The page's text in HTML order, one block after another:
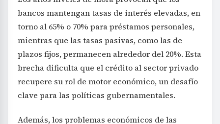
bancos mantengan tasas de interés elevadas, en
torno al 65% o 70% para préstamos personales,
mientras que las tasas pasivas, como las de
plazos fijos, permanecen alrededor del 20%. Esta
brecha dificulta que el crédito al sector privado
recupere su rol de motor económico, un desafío
clave para las políticas gubernamentales.
Además, los problemas económicos de las